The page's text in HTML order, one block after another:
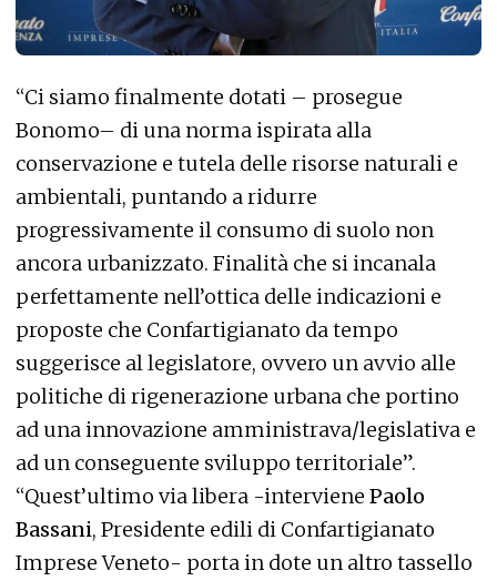
“Ci siamo finalmente dotati – prosegue
Bonomo– di una norma ispirata alla
conservazione e tutela delle risorse naturali e
ambientali, puntando a ridurre
progressivamente il consumo di suolo non
ancora urbanizzato. Finalità che si incanala
perfettamente nell’ottica delle indicazioni e
proposte che Confartigianato da tempo
suggerisce al legislatore, ovvero un avvio alle
politiche di rigenerazione urbana che portino
ad una innovazione amministrava/legislativa e
ad un conseguente sviluppo territoriale”.
“Quest’ultimo via libera -interviene Paolo
Bassani, Presidente edili di Confartigianato
Imprese Veneto- porta in dote un altro tassello